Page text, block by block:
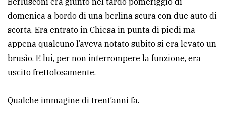
domenica a bordo di una berlina scura con due auto di
scorta. Era entrato in Chiesa in punta di piedi ma
appena qualcuno l’aveva notato subito si era levato un
brusìo. E lui, per non interrompere la funzione, era
uscito frettolosamente.
Qualche immagine di trent’anni fa.